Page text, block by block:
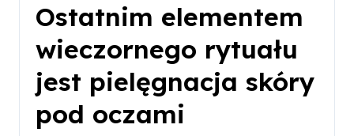
Ostatnim elementem
wieczornego rytuału
jest pielęgnacja skóry
pod oczami